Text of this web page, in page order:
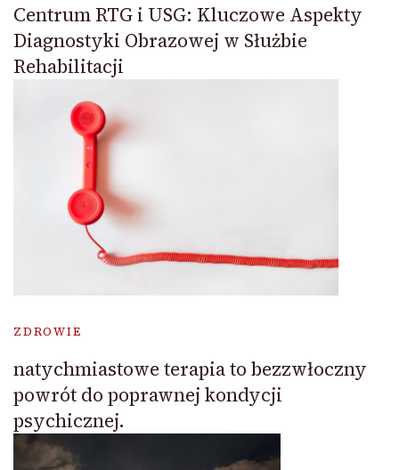
Centrum RTG i USG: Kluczowe Aspekty
Diagnostyki Obrazowej w Służbie
Rehabilitacji
ZDROWIE
natychmiastowe terapia to bezzwłoczny
powrót do poprawnej kondycji
psychicznej.